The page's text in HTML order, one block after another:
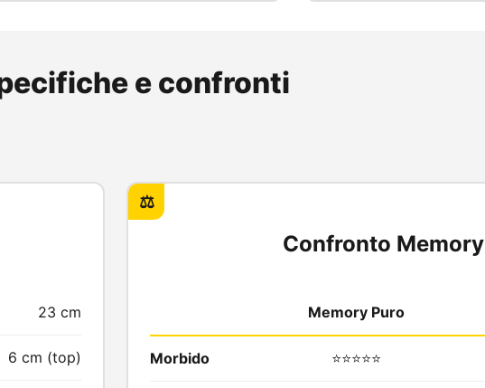
e confronti
23 cm
6 cm (top)
⚖️
Confronto Memory
Memory Puro
Morbido ⭐⭐⭐⭐⭐